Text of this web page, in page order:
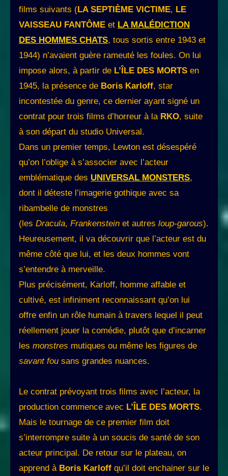
films suivants (LA SEPTIÈME VICTIME, LE
VAISSEAU FANTÔME et LA MALÉDICTION
DES HOMMES CHATS, tous sortis entre 1943 et
1944) n’avaient guère rameuté les foules. On lui
impose alors, à partir de L’ÎLE DES MORTS en
1945, la présence de Boris Karloff, star
incontestée du genre, ce dernier ayant signé un
contrat pour trois films d’horreur à la RKO, suite
à son départ du studio Universal.
Dans un premier temps, Lewton est désespéré
qu’on l’oblige à s’associer avec l’acteur
emblématique des UNIVERSAL MONSTERS,
dont il déteste l’imagerie gothique avec sa
ribambelle de monstres
(les Dracula, Frankenstein et autres loup-garous).
Heureusement, il va découvrir que l’acteur est du
même côté que lui, et les deux hommes vont
s’entendre à merveille.
Plus précisément, Karloff, homme affable et
cultivé, est infiniment reconnaissant qu’on lui
offre enfin un rôle humain à travers lequel il peut
réellement jouer la comédie, plutôt que d’incarner
les monstres mutiques ou même les figures de
savant fou sans grandes nuances.
Le contrat prévoyant trois films avec l’acteur, la
production commence avec L’ÎLE DES MORTS.
Mais le tournage de ce premier film doit
s’interrompre suite à un soucis de santé de son
acteur principal. De retour sur le plateau, on
apprend à Boris Karloff qu’il doit enchainer sur le